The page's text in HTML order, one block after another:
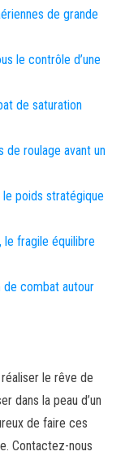
de grande
le contrôle d’une
de saturation
de roulage avant un
poids stratégique
fragile équilibre
de combat autour
le rêve de
dans la peau d’un
de faire ces
Contactez-nous